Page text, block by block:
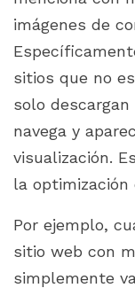
imágenes de
sitios que no
solo
navega y
visualización.
la optimización
Por ejemplo,
sitio web con
simplemente